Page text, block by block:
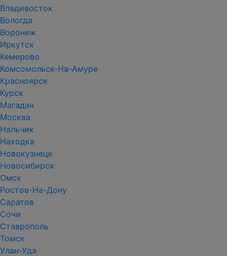
Владивосток
Вологда
Воронеж
Иркутск
Кемерово
Комсомольск-На-Амуре
Красноярск
Курск
Магадан
Москва
Нальчик
Находка
Новокузнецк
Новосибирск
Омск
Ростов-На-Дону
Саратов
Сочи
Ставрополь
Томск
Улан-Удэ